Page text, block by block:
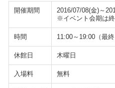
開催期間
2016/07/08(金)～
※イベント会期は
時間 11:00～19:00（最
休館日 木曜日
入場料 無料